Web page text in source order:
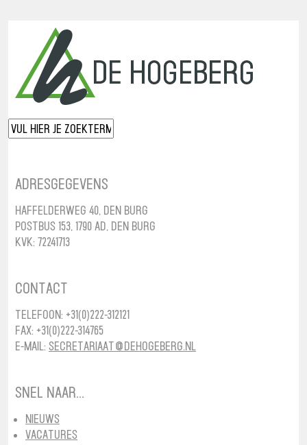
Adresgegevens
Haffelderweg 40, Den Burg
Postbus 153, 1790 AD, Den Burg
KvK: 72241713
Contact
Telefoon: +31(0)222-312121
Fax: +31(0)222-314765
E-mail: secretariaat@dehogeberg.nl
Snel naar...
Nieuws
Vacatures